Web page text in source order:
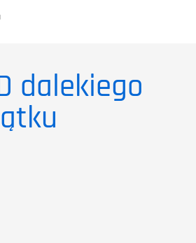
dalekiego